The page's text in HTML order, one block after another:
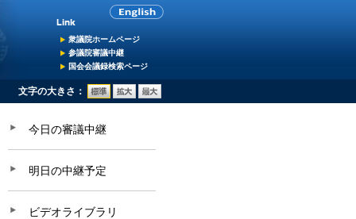
衆議院ホームページ
参議院審議中継
国会会議録検索ページ
文字の大きさ：
今日の審議中継
明日の中継予定
ビデオライブラリ